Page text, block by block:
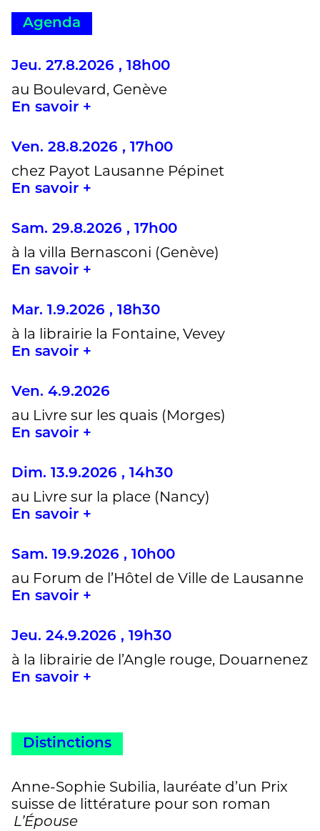
Agenda
Jeu. 27.8.2026 , 18h00
au Boulevard, Genève
En savoir +
Ven. 28.8.2026 , 17h00
chez Payot Lausanne Pépinet
En savoir +
Sam. 29.8.2026 , 17h00
à la villa Bernasconi (Genève)
En savoir +
Mar. 1.9.2026 , 18h30
à la librairie la Fontaine, Vevey
En savoir +
Ven. 4.9.2026
au Livre sur les quais (Morges)
En savoir +
Dim. 13.9.2026 , 14h30
au Livre sur la place (Nancy)
En savoir +
Sam. 19.9.2026 , 10h00
au Forum de l’Hôtel de Ville de Lausanne
En savoir +
Jeu. 24.9.2026 , 19h30
à la librairie de l’Angle rouge, Douarnenez
En savoir +
Distinctions
Anne-Sophie Subilia, lauréate d’un Prix
suisse de littérature pour son roman
L’Épouse